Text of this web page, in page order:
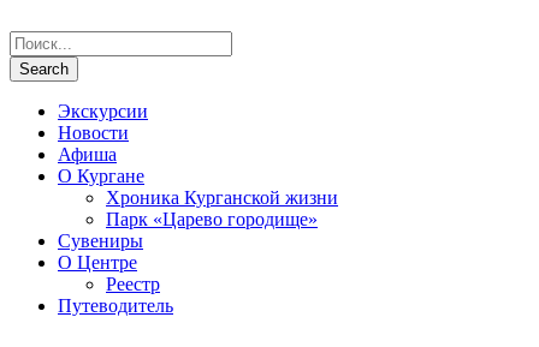
Экскурсии
Новости
Афиша
О Кургане
Хроника Курганской жизни
Парк «Царево городище»
Сувениры
О Центре
Реестр
Путеводитель